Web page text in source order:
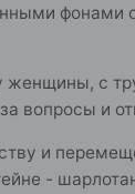
фонами
женщины, с
вопросы и
и
-